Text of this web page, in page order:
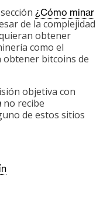
¿Cómo minar
de la complejidad
obtener
como el
bitcoins de
objetiva con
no recibe
de estos sitios